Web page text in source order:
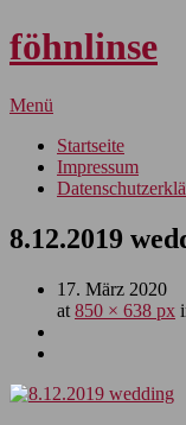
föhnlinse
Menü
Startseite
Impressum
8.12.2019
17. März 2020
at 850 × 638 px